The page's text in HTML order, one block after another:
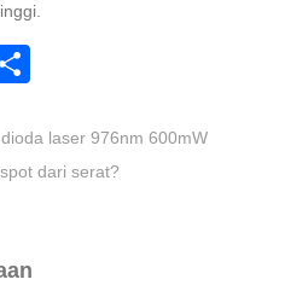
laser 976nm 600mW
dari serat?